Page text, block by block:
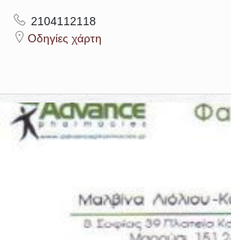
2104112118
Οδηγίες χάρτη